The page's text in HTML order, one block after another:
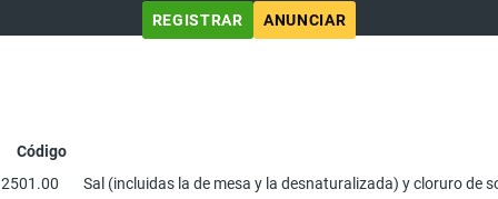
REGISTRAR
ANUNCIAR
Código
2501.00
Sal (incluidas la de mesa y la desnaturalizada) y cloruro de